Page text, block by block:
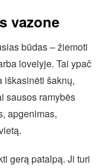
vazone
būdas – žiemoti
lovelyje. Tai ypač
iškasinėti šaknų,
sausos ramybės
apgenimas,
gerą patalpą. Ji turi